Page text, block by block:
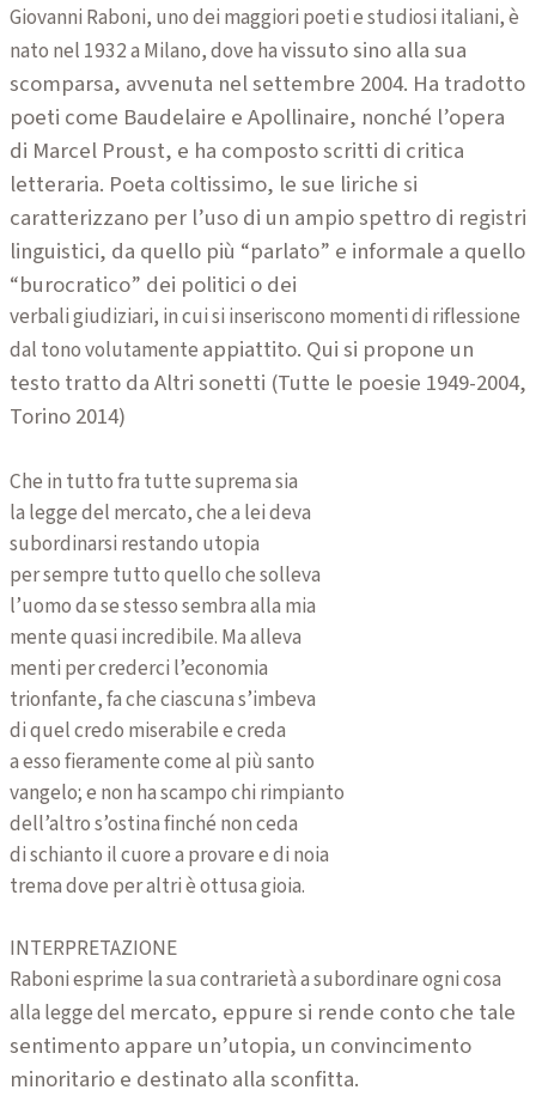
Giovanni Raboni, uno dei maggiori poeti e studiosi italiani, è
nato nel 1932 a Milano, dove havissuto sino alla sua
scomparsa, avvenuta nel settembre 2004. Ha tradotto
poeti come Baudelaire e Apollinaire, nonché l’opera
di Marcel Proust, e ha composto scritti di critica
letteraria. Poeta coltissimo, le sue liriche si
caratterizzano per l’uso di un ampio spettro di registri
linguistici, da quello più “parlato” e informale a quello
“burocratico” dei politici o dei
verbali giudiziari, in cui si inseriscono momenti di riflessione
dal tono volutamente appiattito. Qui si propone un
testo tratto da Altri sonetti (Tutte le poesie 1949-2004,
Torino2014)
Che in tutto fra tutte suprema sia
la legge del mercato, che a lei deva
subordinarsi restando utopia
per sempre tutto quello che solleva
l’uomo da se stesso sembra alla mia
mente quasi incredibile. Ma alleva
menti per crederci l’economia
trionfante, fa che ciascuna s’imbeva
di quel credo miserabile e creda
a esso fieramente come al più santo
vangelo; e non ha scampo chi rimpianto
dell’altro s’ostina finché non ceda
di schianto il cuore a provare e di noia
trema dove per altri è ottusa gioia.
INTERPRETAZIONE
Raboni esprime la sua contrarietà a subordinare ogni cosa
alla legge del mercato, eppure si rende conto che tale
sentimento appare un’utopia, un convincimento
minoritario e destinato alla sconfitta.